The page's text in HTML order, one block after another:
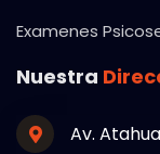
Examenes
Nuestra
Av.